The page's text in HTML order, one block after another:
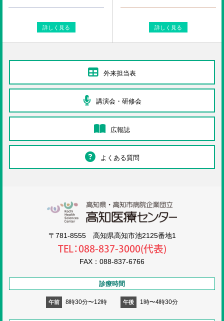
詳しく見る 詳しく見る
外来担当表
講演会・研修会
広報誌
よくある質問
〒781-8555 高知県高知市池2125番地1
TEL：088-837-3000(代表)
FAX：088-837-6766
診療時間
午前 8時30分〜12時 午後 1時〜4時30分